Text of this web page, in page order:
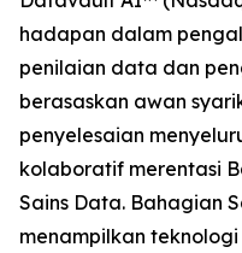
hadapan dalam
penilaian data dan
berasaskan awan
penyelesaian
kolaboratif merentasi
Sains Data. Bahagian
menampilkan